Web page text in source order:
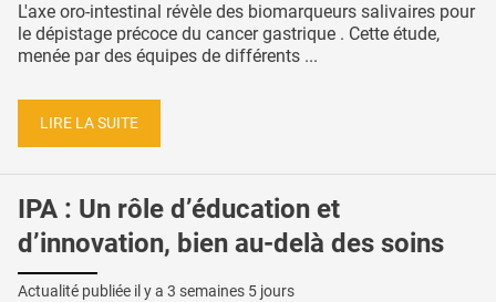
L'axe oro-intestinal révèle des biomarqueurs salivaires pour
le dépistage précoce du cancer gastrique . Cette étude,
menée par des équipes de différents ...
LIRE LA SUITE
IPA : Un rôle d’éducation et
d’innovation, bien au-delà des soins
Actualité publiée il y a 3 semaines 5 jours